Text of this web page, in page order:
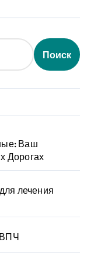
Поиск
Ваш
Дорогах
лечения
ВПЧ